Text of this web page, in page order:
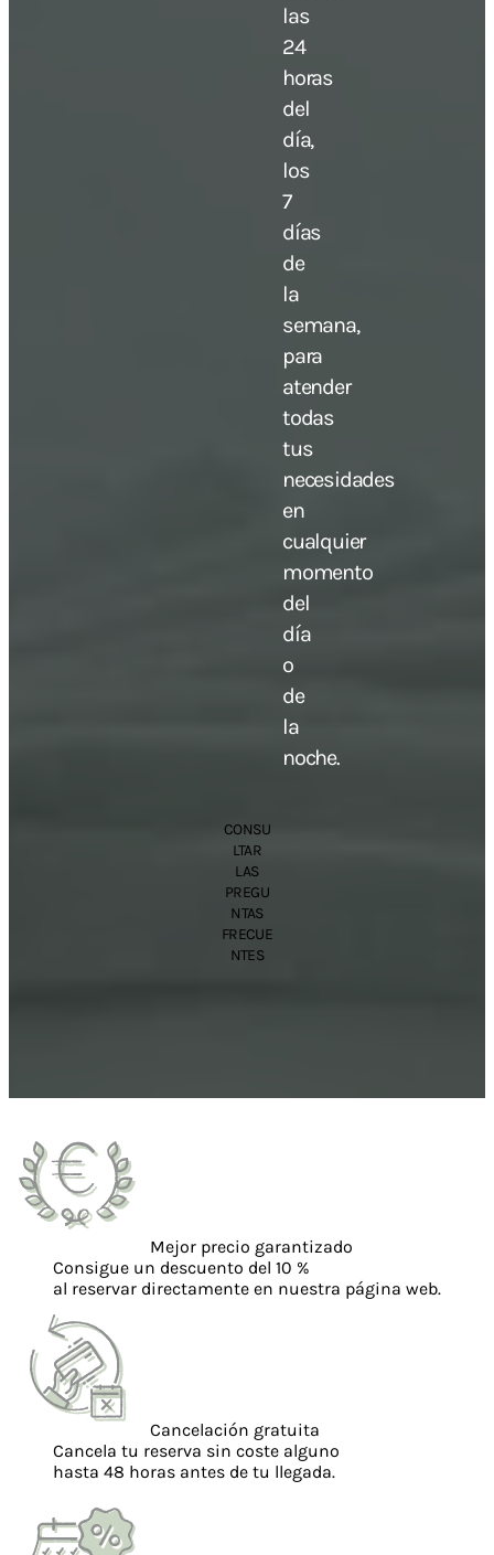
las
24
horas
del
día,
los
7
días
de
la
semana,
para
atender
todas
tus
necesidades
en
cualquier
momento
del
día
o
de
la
noche.
CONSU
LTAR
LAS
PREGU
NTAS
FRECUE
NTES
Mejor precio garantizado
Consigue un descuento del 10 %
al reservar directamente en nuestra página web.
Cancelación gratuita
Cancela tu reserva sin coste alguno
hasta 48 horas antes de tu llegada.